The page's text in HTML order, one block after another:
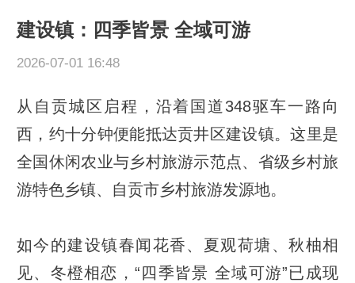
建设镇：四季皆景 全域可游
2026-07-01 16:48
从自贡城区启程，沿着国道348驱车一路向
西，约十分钟便能抵达贡井区建设镇。这里是
全国休闲农业与乡村旅游示范点、省级乡村旅
游特色乡镇、自贡市乡村旅游发源地。
如今的建设镇春闻花香、夏观荷塘、秋柚相
见、冬橙相恋，“四季皆景 全域可游”已成现